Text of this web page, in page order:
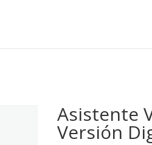
Asistente
Versión